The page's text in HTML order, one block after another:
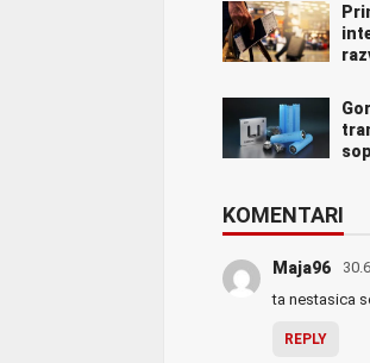
KOMENTARI
Maja96
ta nestasica
REPLY